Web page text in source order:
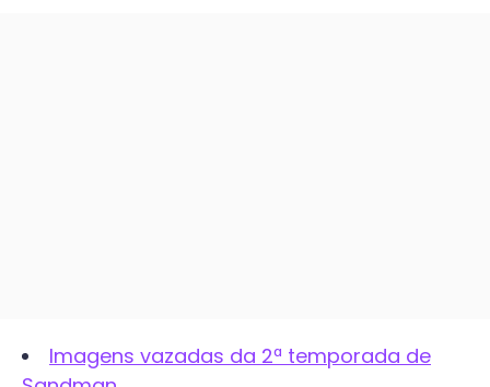
Imagens vazadas da 2ª temporada de